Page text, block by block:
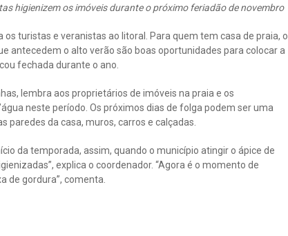
higienizem os imóveis durante o próximo feriadão de novembro
turistas e veranistas ao litoral. Para quem tem casa de praia, o
antecedem o alto verão são boas oportunidades para colocar a
fechada durante o ano.
lembra aos proprietários de imóveis na praia e os
neste período. Os próximos dias de folga podem ser uma
da casa, muros, carros e calçadas.
da temporada, assim, quando o município atingir o ápice de
explica o coordenador. “Agora é o momento de
de gordura”, comenta.